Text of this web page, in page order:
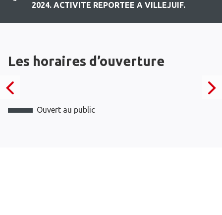
2024. ACTIVITE REPORTEE A VILLEJUIF.
Les horaires d’ouverture
Ouvert au public